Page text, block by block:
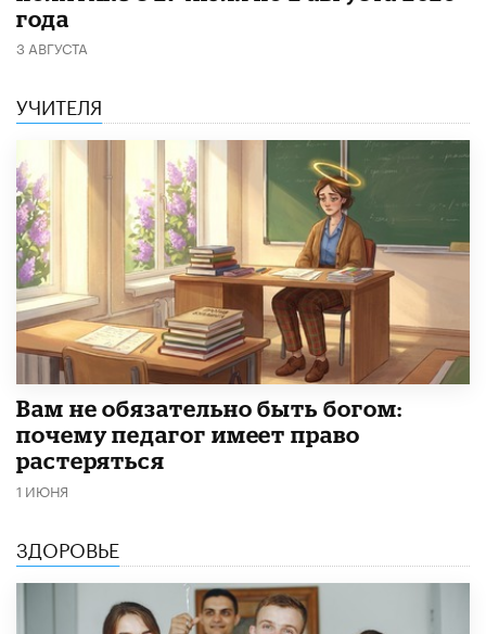
года
3 АВГУСТА
УЧИТЕЛЯ
​Вам не обязательно быть богом:
почему педагог имеет право
растеряться
1 ИЮНЯ
ЗДОРОВЬЕ